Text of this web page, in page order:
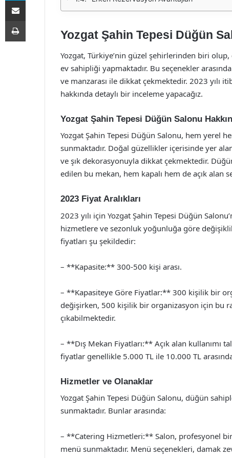
Yozgat Şahin Tepesi Düğün
Yozgat, Türkiye’nin güzel şehirlerinden biri
ev sahipliği yapmaktadır. Bu seçenekler
ve manzarası ile dikkat çekmektedir. 2023 yılı
hakkında detaylı bir inceleme yapacağız.
Yozgat Şahin Tepesi Düğün Salonu
Yozgat Şahin Tepesi Düğün Salonu, hem yerel
sunmaktadır. Doğal güzellikler içerisinde yer
ve şık dekorasyonuyla dikkat çekmektedir.
edilen bu mekan, hem kapalı hem de açık alan
2023 Fiyat Aralıkları
2023 yılı için Yozgat Şahin Tepesi Düğün
hizmetlere ve sezonluk yoğunluğa göre
fiyatları şu şekildedir:
– **Kapasite:** 300-500 kişi arası.
– **Kapasiteye Göre Fiyatlar:** 300 kişilik bir
değişirken, 500 kişilik bir organizasyon için bu
çıkabilmektedir.
– **Dış Mekan Fiyatları:** Açık alan
fiyatlar genellikle 5.000 TL ile 10.000 TL
Hizmetler ve Olanaklar
Yozgat Şahin Tepesi Düğün Salonu, düğün
sunmaktadır. Bunlar arasında:
– **Catering Hizmetleri:** Salon, profesyonel
menü sunmaktadır. Menü seçenekleri, damak